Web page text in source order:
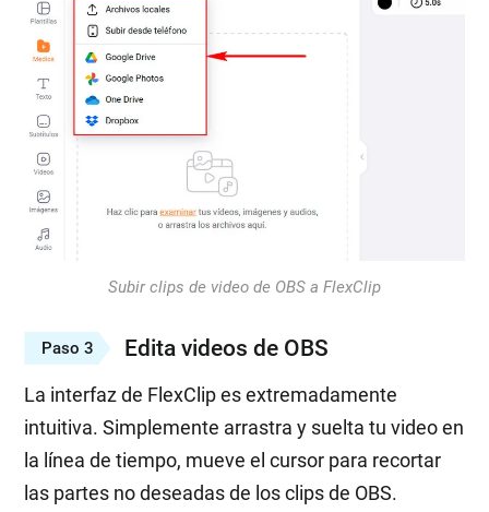
Subir clips de video de OBS a FlexClip
Paso 3 Edita videos de OBS
La interfaz de FlexClip es extremadamente
intuitiva. Simplemente arrastra y suelta tu video en
la línea de tiempo, mueve el cursor para recortar
las partes no deseadas de los clips de OBS.